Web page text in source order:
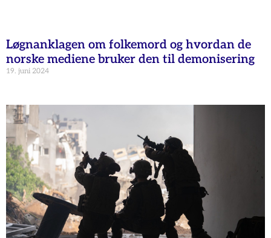
Løgnanklagen om folkemord og hvordan de
norske mediene bruker den til demonisering
19. juni 2024